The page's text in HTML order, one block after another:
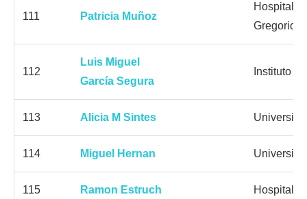
111 Patricia Muñoz
Hospital
Gregorio
112
Luis Miguel
García Segura
Instituto
113 Alicia M Sintes
114 Miguel Hernan
115 Ramon Estruch Hospital